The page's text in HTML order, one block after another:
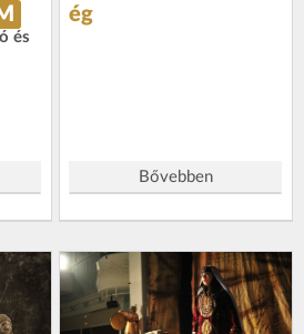
és
ég
Bővebben